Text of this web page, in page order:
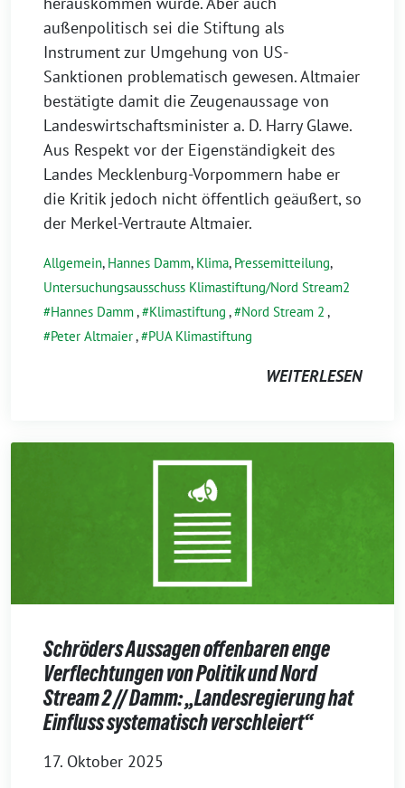
außenpolitisch sei die Stiftung als
Instrument zur Umgehung von US-
Sanktionen problematisch gewesen. Altmaier
bestätigte damit die Zeugenaussage von
Landeswirtschaftsminister a. D. Harry Glawe.
Aus Respekt vor der Eigenständigkeit des
Landes Mecklenburg-Vorpommern habe er
die Kritik jedoch nicht öffentlich geäußert, so
der Merkel-Vertraute Altmaier.
Allgemein, Hannes Damm, Klima, Pressemitteilung,
Untersuchungsausschuss Klimastiftung/Nord Stream2
Hannes Damm, Klimastiftung , Nord Stream 2 ,
Peter Altmaier, PUA Klimastiftung
WEITERLESEN
Schröders Aussagen offenbaren enge
Verflechtungen von Politik und Nord
Stream 2 // Damm: „Landesregierung hat
Einfluss systematisch verschleiert“
17. Oktober 2025